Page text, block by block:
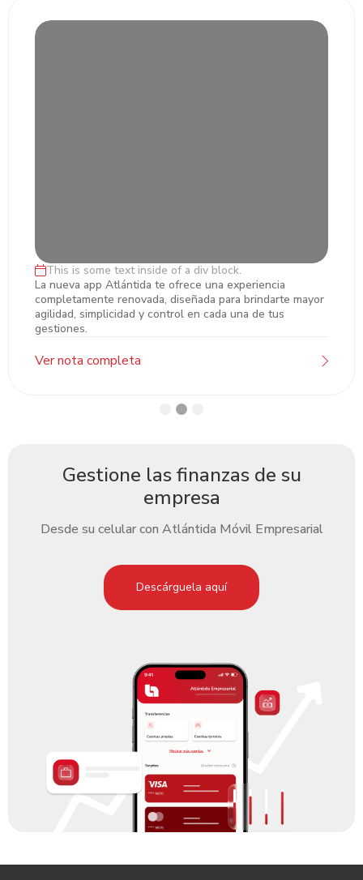
Lorem ipsum dolor sit amet, ectetur
adipiscing
This is some text inside of a div block.
La nueva app Atlántida te ofrece una experiencia
completamente renovada, diseñada para brindarte mayor
agilidad, simplicidad y control en cada una de tus
gestiones.
Ver nota completa
Gestione las finanzas de su
empresa
Desde su celular con Atlántida Móvil Empresarial
Descárguela aquí